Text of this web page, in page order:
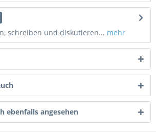
schreiben und diskutieren... mehr
ebenfalls angesehen